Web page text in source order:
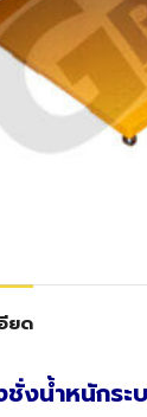
ยด
ชั่งน้ำหนักระ